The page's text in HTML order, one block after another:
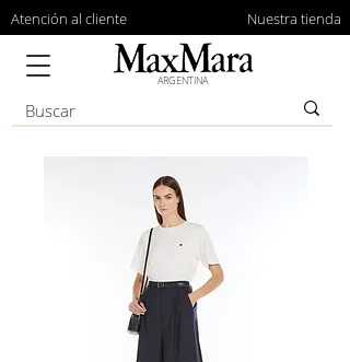
Atención al cliente Nuestra tienda
ARGENTINA